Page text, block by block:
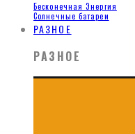
Бесконечная Энергия
Солнечные батареи
РАЗНОЕ
РАЗНОЕ